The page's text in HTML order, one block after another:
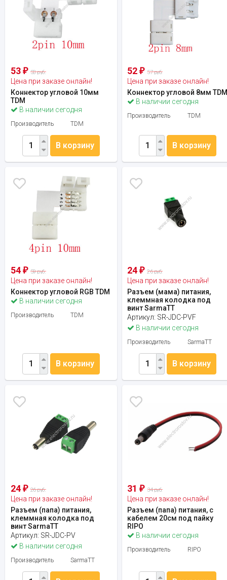
53 ₽ 58 руб.
Цена при заказе онлайн!
Коннектор угловой 10мм
TDM
В наличии сегодня
Производитель TDM
В корзину
52₽ 57 руб.
Цена при заказе онлайн!
Коннектор угловой 8мм
В наличии сегодня
Производитель TDM
В корзину
54 ₽ 59 руб.
Цена при заказе онлайн!
Коннектор угловой RGB TDM
В наличии сегодня
Производитель TDM
В корзину
24₽ 26 руб.
Цена при заказе онлайн!
Разъем (мама) питания,
клеммная колодка под
винт SarmaTT
Артикул: SR-JDC-PVF
В наличии сегодня
Производитель SarmaTT
В корзину
24 ₽ 26 руб.
Цена при заказе онлайн!
Разъем (папа) питания,
клеммная колодка под
винт SarmaTT
Артикул: SR-JDC-PV
В наличии сегодня
Производитель SarmaTT
31₽ 34 руб.
Цена при заказе онлайн!
Разъем (папа) питания, с
кабелем 20см под пайку
RIPO
В наличии сегодня
Производитель RIPO